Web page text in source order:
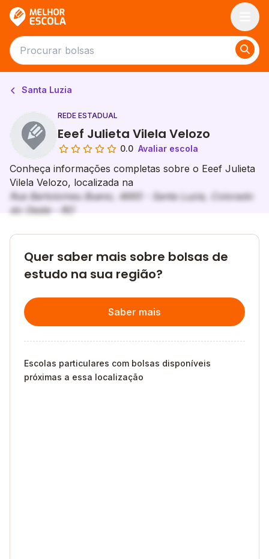
Santa Luzia
REDE ESTADUAL
Eeef Julieta Vilela Velozo
0.0 Avaliar escola
Conheça informações completas sobre o Eeef Julieta
Vilela Velozo, localizada na
Rua Bartolomeu Bueno, 4665 - Santa Luzia, Colorado
do Oeste - RO
Quer saber mais sobre bolsas de
estudo na sua região?
Saber mais
Escolas particulares com bolsas disponíveis
próximas a essa localização